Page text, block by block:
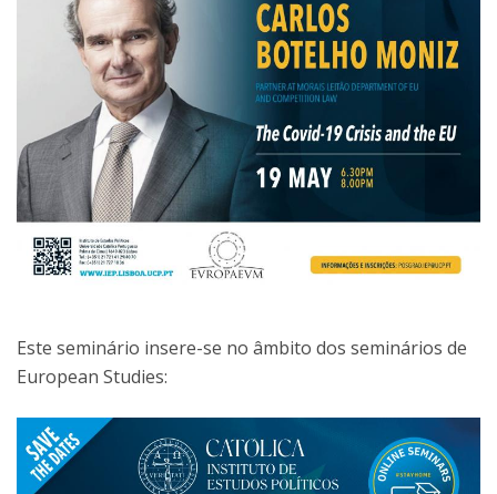
Este seminário insere-se no âmbito dos seminários de
European Studies: